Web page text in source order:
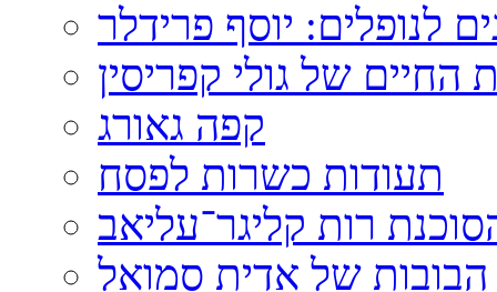
לנופלים: יוסף פרידלר
החיים של גולי קפריסין
קפה גאורג
תעודות כשרות לפסח
רות קליגר־עליאב
הבובות של אדית סמואל